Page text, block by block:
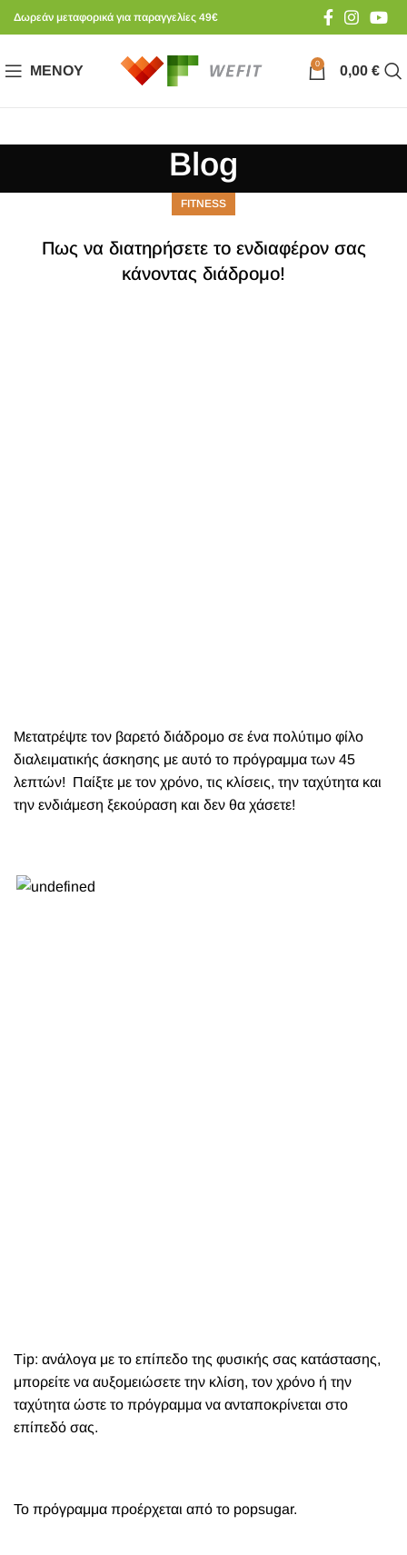
Δωρεάν μεταφορικά για παραγγελίες 49€
ΜΕΝΟΎ 0 0,00 €
Blog
FITNESS
Πως να διατηρήσετε το ενδιαφέρον σας
κάνοντας διάδρομο!
Μετατρέψτε τον βαρετό διάδρομο σε ένα πολύτιμο φίλο
διαλειματικής άσκησης με αυτό το πρόγραμμα των 45
λεπτών! Παίξτε με τον χρόνο, τις κλίσεις, την ταχύτητα και
την ενδιάμεση ξεκούραση και δεν θα χάσετε!
Τip: ανάλογα με το επίπεδο της φυσικής σας κατάστασης,
μπορείτε να αυξομειώσετε την κλίση, τον χρόνο ή την
ταχύτητα ώστε το πρόγραμμα να ανταποκρίνεται στο
επίπεδό σας.
Το πρόγραμμα προέρχεται από το popsugar.